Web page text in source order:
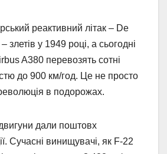
реактивний літак – De
злетів у 1949 році, а сьогодні
A380 перевозять сотні
до 900 км/год. Це не просто
в подорожах.
дали поштовх
Сучасні винищувачі, як F-22